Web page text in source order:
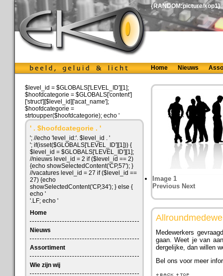
{RANDOM:picture/kop1}
Home Nieuws
$level_id = $GLOBALS['LEVEL_ID'][1];
$hoofdcategorie = $GLOBALS['content']
['struct'][$level_id]['acat_name'];
$hoofdcategorie =
strtoupper($hoofdcategorie); echo '
' . $hoofdcategorie . '
'; //echo 'level_id:'. $level_id . '
'; if(isset($GLOBALS['LEVEL_ID'][1])) {
$level_id = $GLOBALS['LEVEL_ID'][1];
//nieuws level_id = 2 if ($level_id == 2)
{echo showSelectedContent('CP,57'); }
//vacatures level_id = 27 if ($level_id ==
27) {echo
showSelectedContent('CP,34'); } else {
echo '
'.LF; echo '
Home
Nieuws
Assortiment
Wie zijn wij
Image 1
Previous Next
Medewerkers
gaan. Weet je van
dergelijke, dan willen
Bel ons voor meer